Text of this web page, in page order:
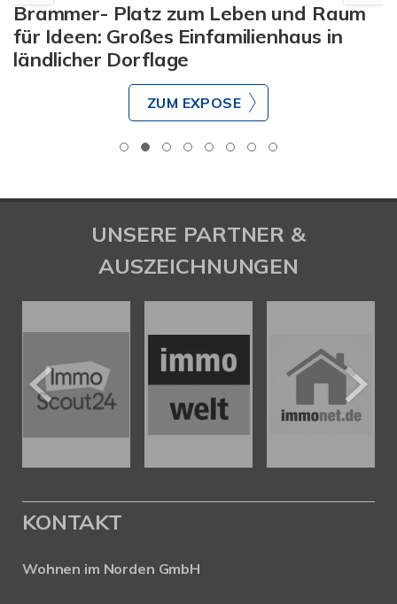
Brammer- Platz zum Leben und Raum
für Ideen: Großes Einfamilienhaus in
ländlicher Dorflage
ZUM EXPOSE
UNSERE PARTNER &
AUSZEICHNUNGEN
KONTAKT
Wohnen im Norden GmbH